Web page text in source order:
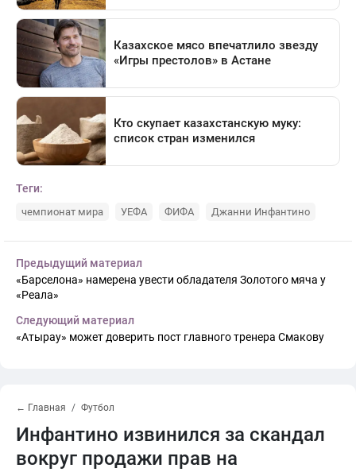
Теги:
чемпионат мира УЕФА ФИФА Джанни Инфантино
Предыдущий материал
«Барселона» намерена увести обладателя Золотого мяча у
«Реала»
Следующий материал
«Атырау» может доверить пост главного тренера Смакову
← Главная Футбол
Инфантино извинился за скандал
вокруг продажи прав на